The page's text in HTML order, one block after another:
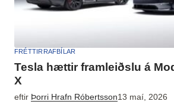
FRÉTTIR RAFBÍLAR
Tesla hættir framleiðslu á
X
eftir Þorri Hrafn Róbertsson13 maí, 2026